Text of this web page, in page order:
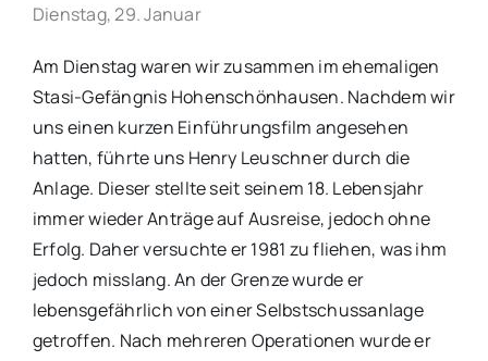
Dienstag, 29. Januar
Am Dienstag waren wir zusammen im ehemaligen
Stasi-Gefängnis Hohenschönhausen. Nachdem wir
uns einen kurzen Einführungsfilm angesehen
hatten, führte uns Henry Leuschner durch die
Anlage. Dieser stellte seit seinem 18. Lebensjahr
immer wieder Anträge auf Ausreise, jedoch ohne
Erfolg. Daher versuchte er 1981 zu fliehen, was ihm
jedoch misslang. An der Grenze wurde er
lebensgefährlich von einer Selbstschussanlage
getroffen. Nach mehreren Operationen wurde er